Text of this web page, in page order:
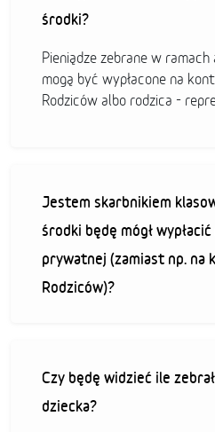
środki?
Pieniądze zebrane w
mogą być wypłacone na
Rodziców albo rodzica -
Jestem skarbnikiem
środki będę mógł
prywatnej (zamiast np. na
Rodziców)?
Czy będę widzieć ile
dziecka?